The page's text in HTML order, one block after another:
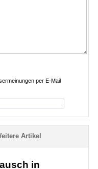
per E-Mail
Artikel
in